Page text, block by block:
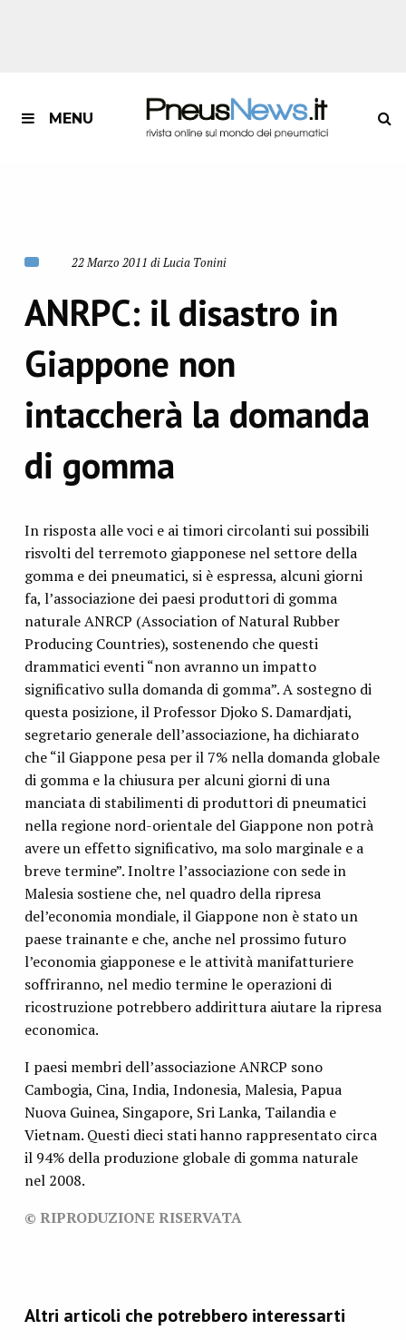
MENU
22 Marzo 2011 di Lucia Tonini
ANRPC: il disastro in
Giappone non
intaccherà la domanda
di gomma
In risposta alle voci e ai timori circolanti sui possibili
risvolti del terremoto giapponese nel settore della
gomma e dei pneumatici, si è espressa, alcuni giorni
fa, l’associazione dei paesi produttori di gomma
naturale ANRCP (Association of Natural Rubber
Producing Countries), sostenendo che questi
drammatici eventi “non avranno un impatto
significativo sulla domanda di gomma”. A sostegno di
questa posizione, il Professor Djoko S. Damardjati,
segretario generale dell’associazione, ha dichiarato
che “il Giappone pesa per il 7% nella domanda globale
di gomma e la chiusura per alcuni giorni di una
manciata di stabilimenti di produttori di pneumatici
nella regione nord-orientale del Giappone non potrà
avere un effetto significativo, ma solo marginale e a
breve termine”. Inoltre l’associazione con sede in
Malesia sostiene che, nel quadro della ripresa
del’economia mondiale, il Giappone non è stato un
paese trainante e che, anche nel prossimo futuro
l’economia giapponese e le attività manifatturiere
soffriranno, nel medio termine le operazioni di
ricostruzione potrebbero addirittura aiutare la ripresa
economica.
I paesi membri dell’associazione ANRCP sono
Cambogia, Cina, India, Indonesia, Malesia, Papua
Nuova Guinea, Singapore, Sri Lanka, Tailandia e
Vietnam. Questi dieci stati hanno rappresentato circa
il 94% della produzione globale di gomma naturale
nel 2008.
© RIPRODUZIONE RISERVATA